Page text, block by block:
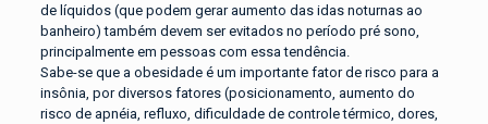
de líquidos (que podem gerar aumento das idas noturnas ao
banheiro) também devem ser evitados no período pré sono,
principalmente em pessoas com essa tendência.
Sabe-se que a obesidade é um importante fator de risco para a
insônia, por diversos fatores (posicionamento, aumento do
risco de apnéia, refluxo, dificuldade de controle térmico, dores,